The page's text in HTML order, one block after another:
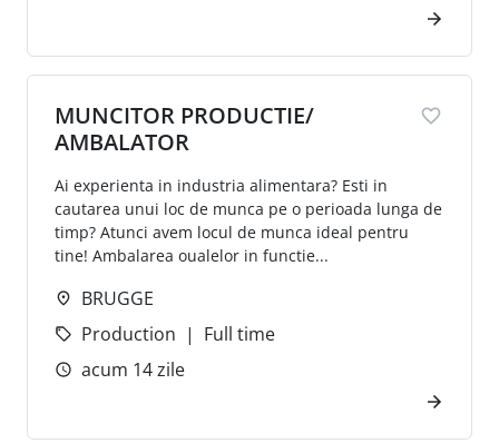
MUNCITOR PRODUCTIE/
AMBALATOR
Ai experienta in industria alimentara? Esti in
cautarea unui loc de munca pe o perioada lunga de
timp? Atunci avem locul de munca ideal pentru
tine! Ambalarea oualelor in functie...
BRUGGE
Production
Full time
acum 14 zile